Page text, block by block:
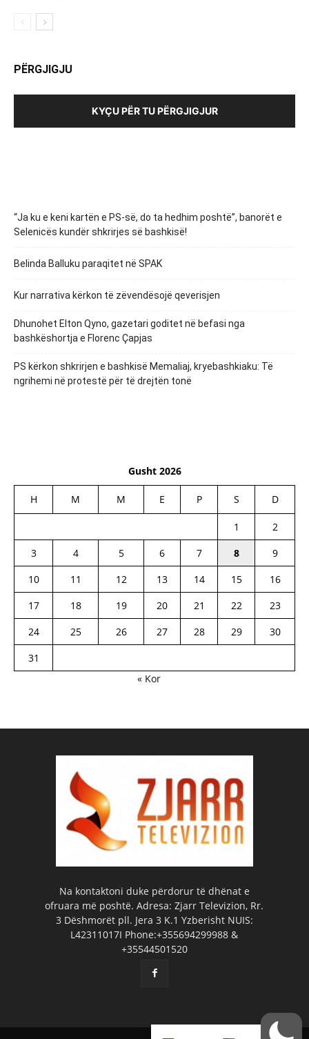
PËRGJIGJU
KYÇU PËR TU PËRGJIGJUR
“Ja ku e keni kartën e PS-së, do ta hedhim poshtë”, banorët e
Selenicës kundër shkrirjes së bashkisë!
Belinda Balluku paraqitet në SPAK
Kur narrativa kërkon të zëvendësojë qeverisjen
Dhunohet Elton Qyno, gazetari goditet në befasi nga
bashkëshortja e Florenc Çapjas
PS kërkon shkrirjen e bashkisë Memaliaj, kryebashkiaku: Të
ngrihemi në protestë për të drejtën tonë
Gusht 2026
H M M E P S D
1
2
3
4 5 6 7 8
9
10
11 12 13 14 15
16
17
18 19 20 21 22
23
24
25 26 27 28 29
30
31
« Kor
Na kontaktoni duke përdorur të dhënat e
ofruara më poshtë. Adresa: Zjarr Televizion, Rr.
3 Dëshmorët pll. Jera 3 K.1 Yzberisht NUIS:
L42311017I Phone:+355694299988 &
+35544501520